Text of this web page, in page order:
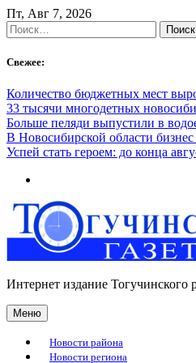
Skip
to
content
Пт, Авг 7, 2026
Найти:
Свежее:
Количество бюджетных мест
33 тысячи многодетных
Больше пеляди выпустили в
В Новосибирской области
Успей стать героем: до конца
Интернет издание Тогучинского
Меню
Новости района
Новости региона